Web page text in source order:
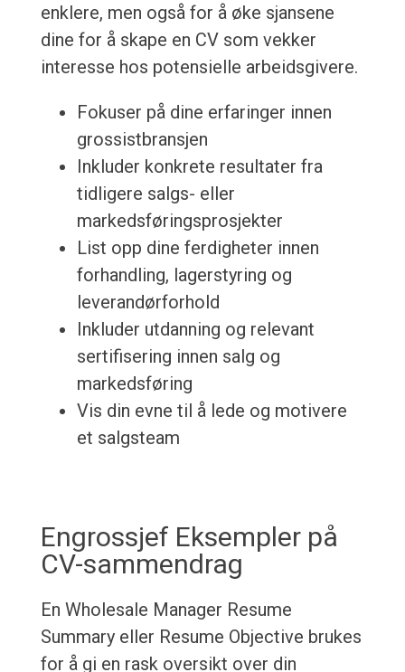
enklere, men også for å øke sjansene
dine for å skape en CV som vekker
interesse hos potensielle arbeidsgivere.
Fokuser på dine erfaringer innen
grossistbransjen
Inkluder konkrete resultater fra
tidligere salgs- eller
markedsføringsprosjekter
List opp dine ferdigheter innen
forhandling, lagerstyring og
leverandørforhold
Inkluder utdanning og relevant
sertifisering innen salg og
markedsføring
Vis din evne til å lede og motivere
et salgsteam
Engrossjef Eksempler på
CV-sammendrag
En Wholesale Manager Resume
Summary eller Resume Objective brukes
for å gi en rask oversikt over din